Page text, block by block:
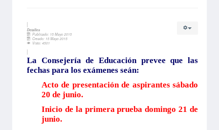
Detalles
Publicado: 15 Mayo 2015
Creado: 15 Mayo 2015
Visto: 4501
La Consejería de Educación prevee que las
fechas para los exámenes seán:
Acto de presentación de aspirantes sábado
20 de junio.
Inicio de la primera prueba domingo 21 de
junio.